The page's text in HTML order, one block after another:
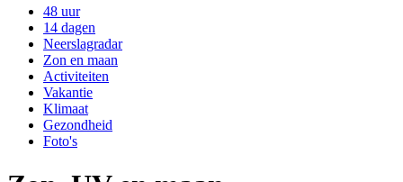
48 uur
14 dagen
Neerslagradar
Zon en maan
Activiteiten
Vakantie
Klimaat
Gezondheid
Foto's